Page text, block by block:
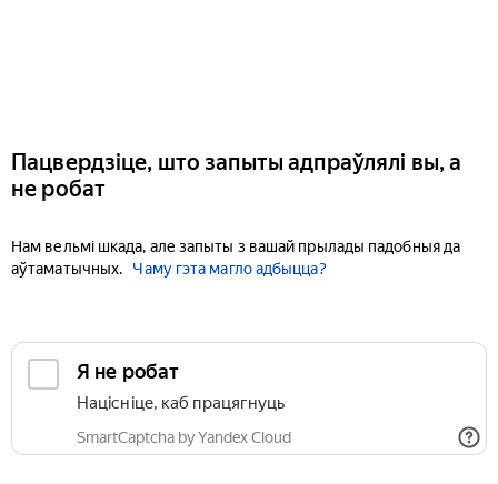
Пацвердзіце, што запыты адпраўлялі вы, а
не робат
Нам вельмі шкада, але запыты з вашай прылады падобныя да
аўтаматычных.
Чаму гэта магло адбыцца?
Я не робат
Націсніце, каб працягнуць
SmartCaptcha by Yandex Cloud